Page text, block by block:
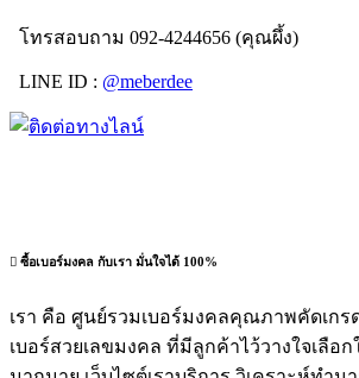
โทรสอบถาม 092-4244656 (คุณผึ้ง)
LINE ID : @meberdee
ซื้อเบอร์มงคล กับเรา มั่นใจได้ 100%
เรา คือ ศูนย์รวมเบอร์มงคลคุณภาพคัดเกร
เบอร์สวยเลขมงคล ที่มีลูกค้าไว้วางใจเลือก